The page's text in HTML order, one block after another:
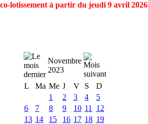
lotissement à partir du jeudi 9 avril 2026
Novembre
2023
L
Ma Me J V S
D
1
2 3 4
5
6
7 8 9 10 11
12
13 14 15 16 17 18 19